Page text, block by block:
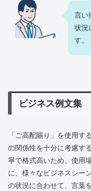
言い
状況
す。
ビジネス例文集
「ご高配賜り」を使用す
の関係性を十分に考慮す
寧で格式高いため、使用
に、様々なビジネスシー
の状況に合わせて、言葉